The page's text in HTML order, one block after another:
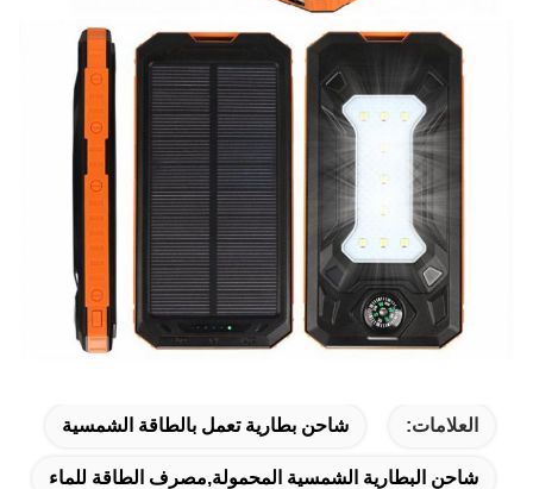
العلامات: شاحن بطارية تعمل بالطاقة الشمسية
شاحن البطارية الشمسية المحمولة,مصرف الطاقة للماء